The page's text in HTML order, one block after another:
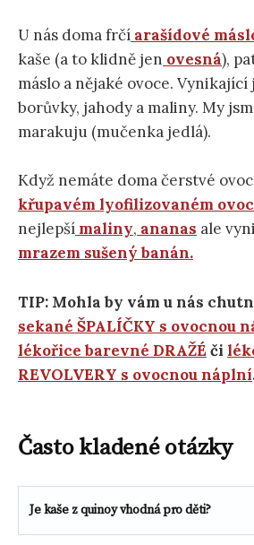
U nás doma frčí arašídové
kaše (a to klidně jen ovesná),
máslo a nějaké ovoce. Vynikající
borůvky, jahody a maliny. My
marakuju (mučenka jedlá).
Když nemáte doma čerstvé
křupavém lyofilizovaném
nejlepší maliny, ananas ale
mrazem sušený banán.
TIP: Mohla by vám u nás
sekané ŠPALÍČKY s ovocnou
lékořice barevné DRAŽÉ či
REVOLVERY s ovocnou náplní
Často kladené otázky
Je kaše z quinoy vhodná pro děti?